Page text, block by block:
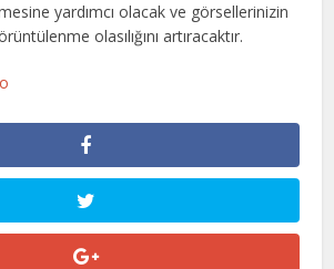
yardımcı olacak ve görsellerinizin
olasılığını artıracaktır.